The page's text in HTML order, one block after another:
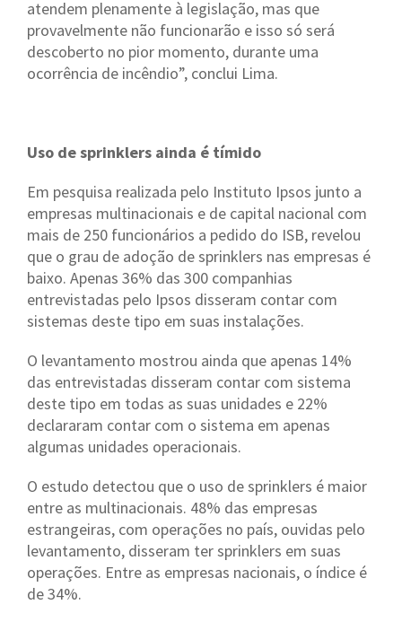
atendem plenamente à legislação, mas que
provavelmente não funcionarão e isso só será
descoberto no pior momento, durante uma
ocorrência de incêndio”, conclui Lima.
Uso de sprinklers ainda é tímido
Em pesquisa realizada pelo Instituto Ipsos junto a
empresas multinacionais e de capital nacional com
mais de 250 funcionários a pedido do ISB, revelou
que o grau de adoção de sprinklers nas empresas é
baixo. Apenas 36% das 300 companhias
entrevistadas pelo Ipsos disseram contar com
sistemas deste tipo em suas instalações.
O levantamento mostrou ainda que apenas 14%
das entrevistadas disseram contar com sistema
deste tipo em todas as suas unidades e 22%
declararam contar com o sistema em apenas
algumas unidades operacionais.
O estudo detectou que o uso de sprinklers é maior
entre as multinacionais. 48% das empresas
estrangeiras, com operações no país, ouvidas pelo
levantamento, disseram ter sprinklers em suas
operações. Entre as empresas nacionais, o índice é
de 34%.